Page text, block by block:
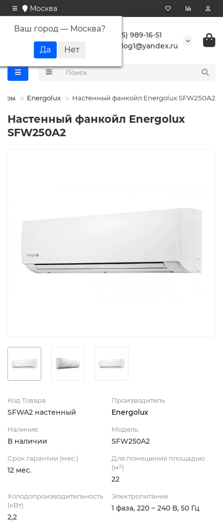
Москва
Ваш город — Москва?
+7 (495) 989-16-51
buranlog1@yandex.ru
Energolux Настенный фанкойл Energolux SFW250A2
Настенный фанкойл Energolux
SFW250A2
Код Товара
SFWA2 настенный
Производитель
Energolux
Наличие:
В наличии
Модель
SFW250A2
Срок гарантии (мес.)
12 мес.
Для помещения площадью
(м²)
22
Холодопроизводительность
(кВт)
2,2
Электропитание
1 фаза, 220 ~ 240 В, 50 Гц